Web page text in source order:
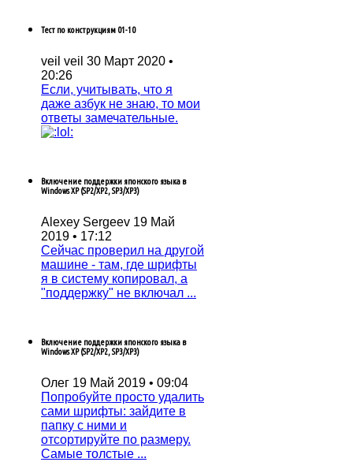
Тест по конструкциям 01-10
veil veil 30 Март 2020 •
20:26
Если, учитывать, что я
даже азбук не знаю, то мои
ответы замечательные.
Включение поддержки японского языка в
Windows XP (SP2/XP2, SP3/XP3)
Alexey Sergeev 19 Май
2019 • 17:12
Сейчас проверил на другой
машине - там, где шрифты
я в систему копировал, а
"поддержку" не включал ...
Включение поддержки японского языка в
Windows XP (SP2/XP2, SP3/XP3)
Олег 19 Май 2019 • 09:04
Попробуйтe просто удалить
сами шрифты: зайдитe в
папку с ними и
отсортируйтe по размeру.
Самыe толстыe ...